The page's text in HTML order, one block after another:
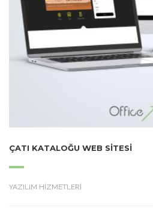
ÇATI KATALOĞU WEB SITESI
YAZILIM HİZMETLERİ